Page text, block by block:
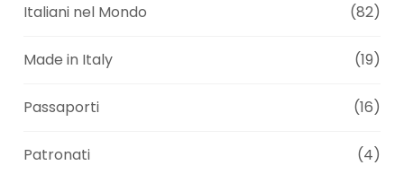
Italiani nel Mondo (82)
Made in Italy (19)
Passaporti (16)
Patronati (4)